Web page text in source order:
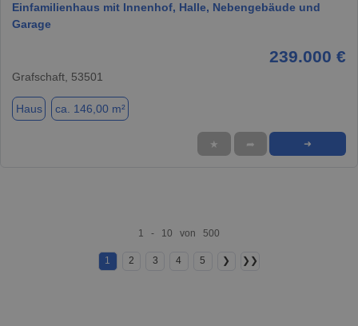
Einfamilienhaus mit Innenhof, Halle, Nebengebäude und
Garage
239.000 €
Grafschaft, 53501
Haus ca. 146,00 m²
★ ➦ ➜
1 - 10 von 500
1 2 3 4 5 ❯ ❯❯